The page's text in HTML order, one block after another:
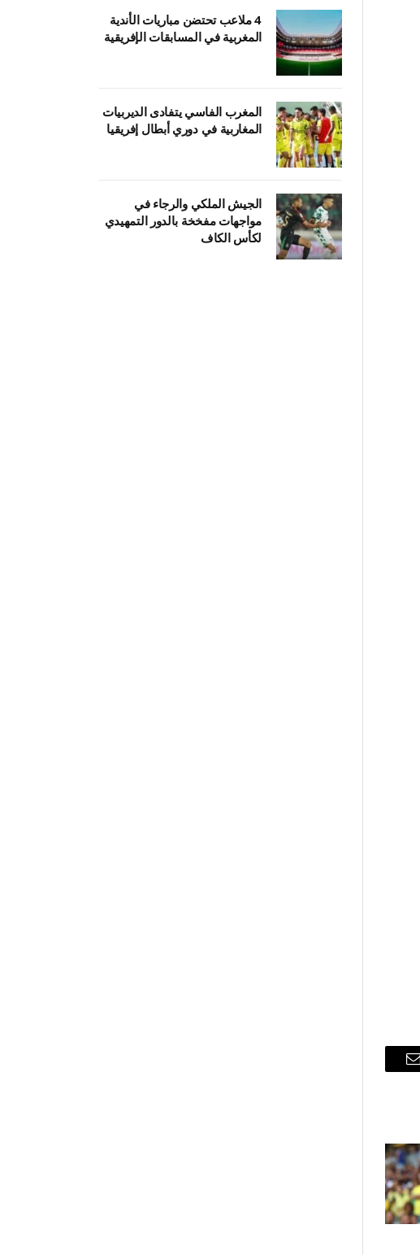
البريد
4 ملاعب تحتضن مباريات الأندية
المغربية في المسابقات الإفريقية
المغرب الفاسي يتفادى الديربيات
المغاربية في دوري أبطال إفريقيا
الجيش الملكي والرجاء في
مواجهات مفخخة بالدور التمهيدي
لكأس الكاف